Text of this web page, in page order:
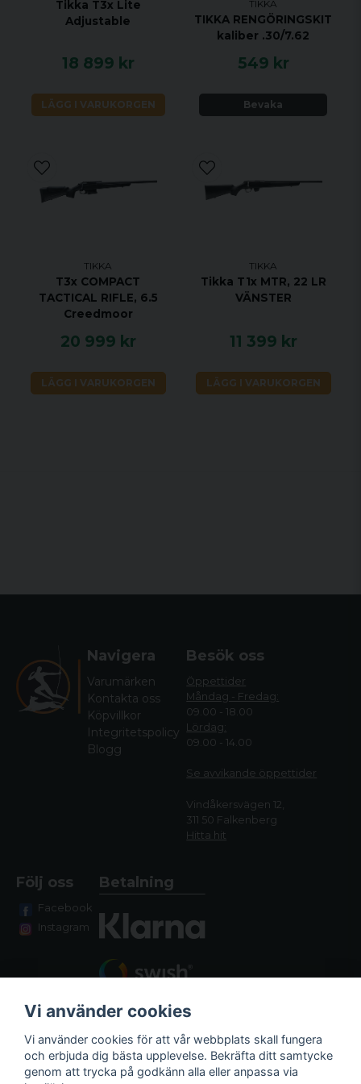
Tikka T3x Lite
Adjustable
18 899 kr
LÄGG I VARUKORGEN
TIKKA
TIKKA RENGÖRINGSKIT
kaliber .30/7.62
549 kr
Bevaka
TIKKA
T3x COMPACT
TACTICAL RIFLE, 6.5
Creedmoor
20 999 kr
LÄGG I VARUKORGEN
TIKKA
Tikka T1x MTR, 22 LR
VÄNSTER
11 399 kr
LÄGG I VARUKORGEN
UTLÖSARE ENSTEGS TRIGGER
MATERIAL ROSTRFRITT STÅL
STOCK MATERIAL SYNTET
GÄNGAD NEJ
JUSTERBAR KOLVKAM NEJ
UTBYTBART GREPP JA
RAFFLAD BULT NEJ
Legendarisk noggrannhet sedan 1918
Anpassa T3x -gevärets stil till din egen stil
med tillbehör
T3x är verktyg med en elegant och ren
användarvänlighet.
Säkerhet ger säkerhet, tvålägessäkerhet,
Navigera
Varumärken
Kontakta oss
Köpvillkor
Integritetspolicy
Blogg
Besök oss
Öppettider
Måndag - Fredag:
09.00 - 18.00
Lördag:
09.00 - 14.00
Se avvikande öppettider
Vindåkersvägen 12,
311 50 Falkenberg
Hitta hit
Följ oss
Facebook
Instagram
Betalning
Vi använder cookies
Vi använder cookies för att vår webbplats skall fungera
och erbjuda dig bästa upplevelse. Bekräfta ditt samtycke
genom att trycka på godkänn alla eller anpassa via